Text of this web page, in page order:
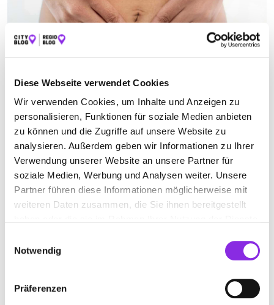
Diese Webseite verwendet Cookies
Wir verwenden Cookies, um Inhalte und Anzeigen zu
personalisieren, Funktionen für soziale Medien anbieten
zu können und die Zugriffe auf unsere Website zu
analysieren. Außerdem geben wir Informationen zu Ihrer
Verwendung unserer Website an unsere Partner für
soziale Medien, Werbung und Analysen weiter. Unsere
Partner führen diese Informationen möglicherweise mit
weiteren Daten zusammen, die Sie ihnen bereitgestellt
Notwendig
Präferenzen
THAI-MASSAGE
Suchen nach
Finden
SANGSEE-DITTEWICH THAI-MASSAGE